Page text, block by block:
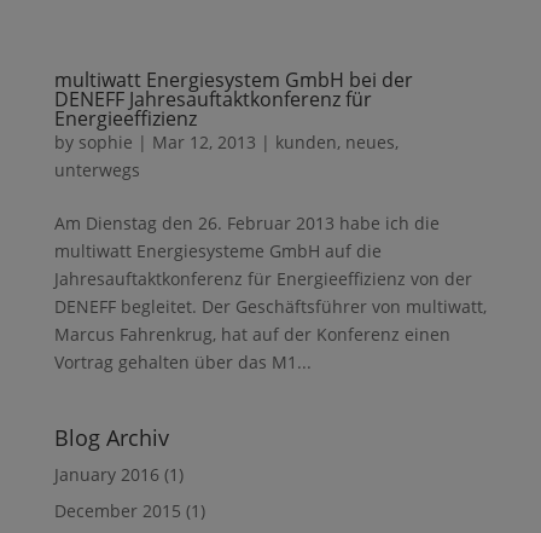
multiwatt Energiesystem GmbH bei der
DENEFF Jahresauftaktkonferenz für
Energieeffizienz
by sophie | Mar 12, 2013 | kunden, neues,
unterwegs
Am Dienstag den 26. Februar 2013 habe ich die
multiwatt Energiesysteme GmbH auf die
Jahresauftaktkonferenz für Energieeffizienz von der
DENEFF begleitet. Der Geschäftsführer von multiwatt,
Marcus Fahrenkrug, hat auf der Konferenz einen
Vortrag gehalten über das M1...
Blog Archiv
January 2016 (1)
December 2015 (1)